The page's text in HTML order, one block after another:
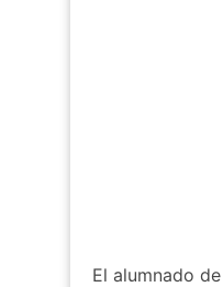
El alumnado